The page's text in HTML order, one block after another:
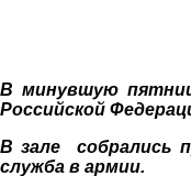
В минувшую
Российской
В зале собрались
служба в армии.